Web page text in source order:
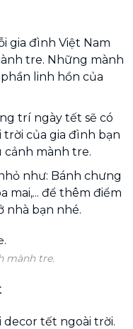
gia đình Việt Nam
tre. Những mành
linh hồn của
trí ngày tết sẽ có
trời của gia đình bạn
mành tre.
như: Bánh chưng
mai,... để thêm điểm
nhà bạn nhé.
mành tre.
tết ngoài trời.